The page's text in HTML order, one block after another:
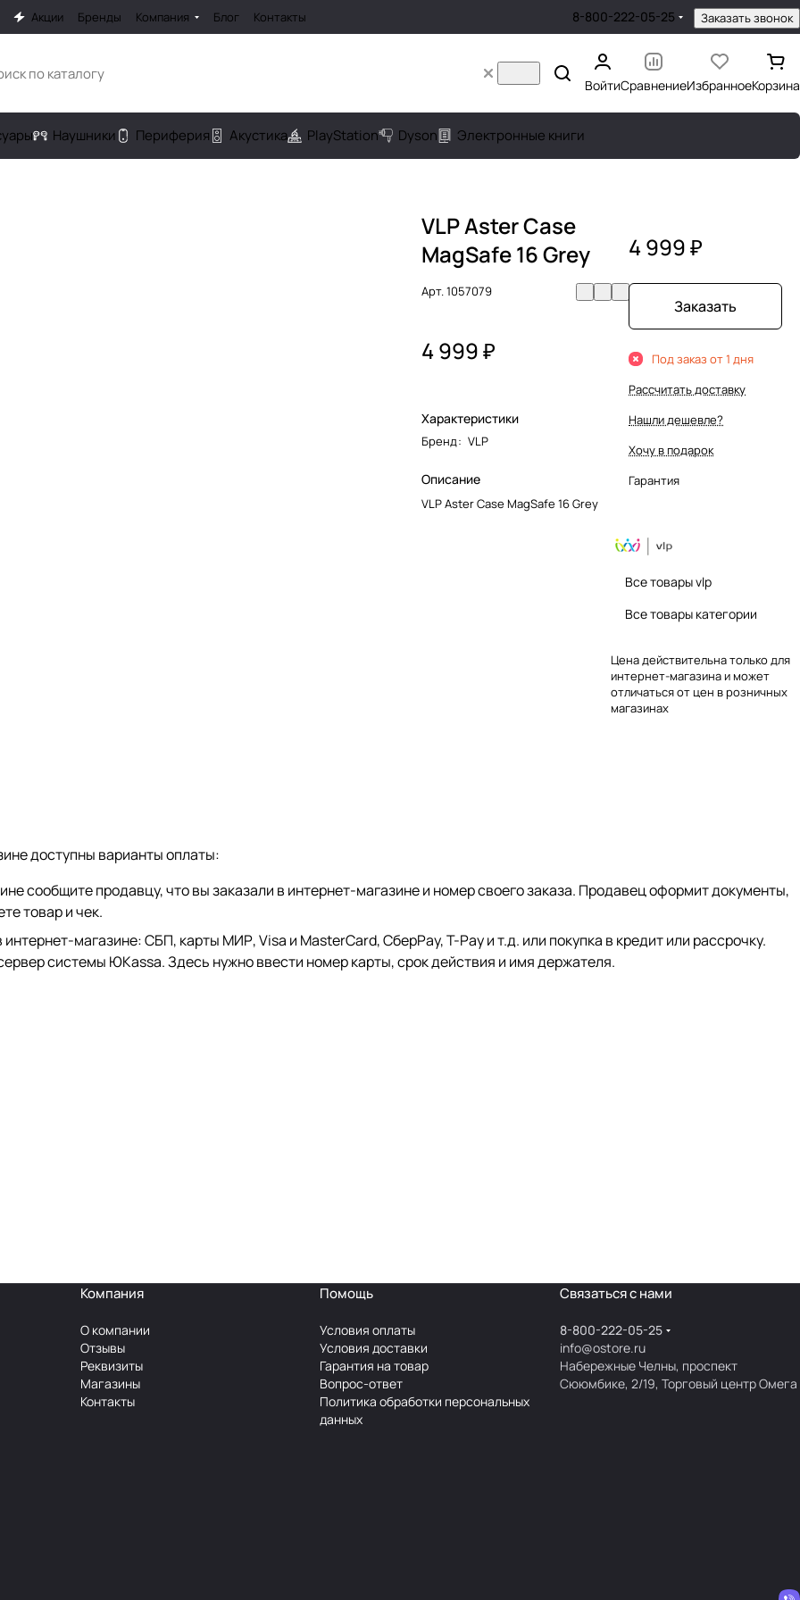
Акции Бренды Компания Блог Контакты 8-800-222-05-25 Заказать звонок
ВойтиСравнениеИзбранноеКорзина
Наушники Периферия Акустика PlayStation Dyson Электронные книги
VLP Aster Case
MagSafe 16 Grey
Арт.1057079
4 999 ₽
Характеристики
Бренд: VLP
Описание
VLP Aster Case MagSafe 16 Grey
4 999 ₽
Заказать
Под заказ от 1 дня
Рассчитать доставку
Нашли дешевле?
Хочу в подарок
Гарантия
Все товары vlp
Все товары категории
Цена действительна только для
интернет-магазина и может
отличаться от цен в розничных
магазинах
доступны варианты оплаты:
сообщите продавцу, что вы заказали в интернет-магазине и номер своего заказа. Продавец оформит документы,
товар и чек.
магазине: СБП, карты МИР, Visa и MasterCard, СберPay, Т-Pay и т.д. или покупка в кредит или рассрочку.
системы ЮKassa. Здесь нужно ввести номер карты, срок действия и имя держателя.
Компания
О компании
Отзывы
Реквизиты
Магазины
Контакты
Помощь
Условия оплаты
Условия доставки
Гарантия на товар
Вопрос-ответ
Политика обработки персональных
данных
Связаться с нами
8-800-222-05-25
info@ostore.ru
Набережные Челны, проспект
Сююмбике, 2/19, Торговый центр Омега